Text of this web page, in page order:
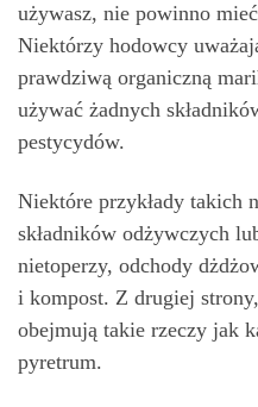
używasz, nie powinno
Niektórzy hodowcy
prawdziwą organiczną
używać żadnych
pestycydów.
Niektóre przykłady takich
składników odżywczych
nietoperzy, odchody
i kompost. Z drugiej
obejmują takie rzeczy jak
pyretrum.